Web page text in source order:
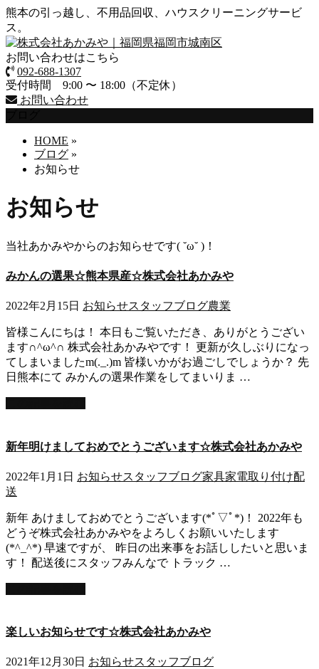
熊本の引っ越し、不用品回収、ハウスクリーニングサービ
ス。
お問い合わせはこちら
092-688-1307
受付時間 9:00 〜 18:00（不定休）
お問い合わせ
HOME »
ブログ »
お知らせ
お知らせ
当社あかみやからのお知らせです( ˘ω˘ )！
みかんの選果☆熊本県産☆株式会社あかみや
2022年2月15日 お知らせスタッフブログ農業
皆様こんにちは！ 本日もご覧いただき、ありがとうござい
ます∩^ω^∩ 株式会社あかみやです！ 更新が久しぶりになっ
てしまいましたm(._.)m 皆様いかがお過ごしでしょうか？ 先
日熊本にて みかんの選果作業をしてまいりま …
新年明けましておめでとうございます☆株式会社あかみや
2022年1月1日 お知らせスタッフブログ家具家電取り付け配
送
新年 あけましておめでとうございます(*ﾟ▽ﾟ*)！ 2022年も
どうぞ株式会社あかみやをよろしくお願いいたします
(*^_^*) 早速ですが、 昨日の出来事をお話ししたいと思いま
す！ 配送後にスタッフみんなで トラック …
楽しいお知らせです☆株式会社あかみや
2021年12月30日 お知らせスタッフブログ